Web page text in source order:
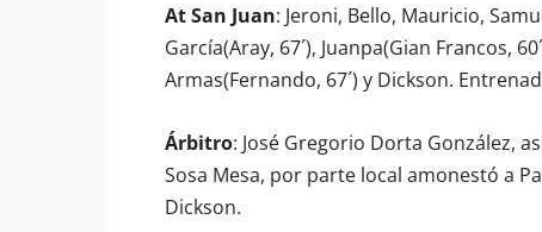
At San Juan: Jeroni, Bello, Mauricio,
García(Aray, 67´), Juanpa(Gian Francos,
Armas(Fernando, 67´) y Dickson.
Árbitro: José Gregorio Dorta González,
Sosa Mesa, por parte local amonestó a
Dickson.